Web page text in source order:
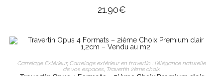
21.90€
AJOUTER AU PANIER
Carrelage Extérieur, Carrelage extérieur en travertin : l'élégance naturelle
de vos espaces, Travertin 2ème choix